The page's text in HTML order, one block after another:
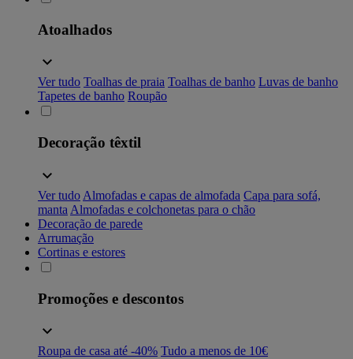
Atoalhados
Ver tudo Toalhas de praia Toalhas de banho Luvas de banho
Tapetes de banho Roupão
Decoração têxtil
Ver tudo Almofadas e capas de almofada Capa para sofá,
manta Almofadas e colchonetas para o chão
Decoração de parede
Arrumação
Cortinas e estores
Promoções e descontos
Roupa de casa até -40% Tudo a menos de 10€